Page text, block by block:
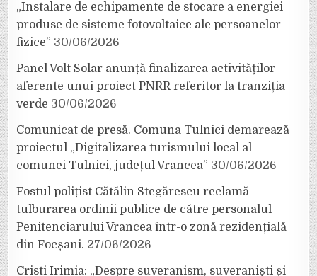
„Instalare de echipamente de stocare a energiei
produse de sisteme fotovoltaice ale persoanelor
fizice” 30/06/2026
Panel Volt Solar anunță finalizarea activităților
aferente unui proiect PNRR referitor la tranziția
verde 30/06/2026
Comunicat de presă. Comuna Tulnici demarează
proiectul „Digitalizarea turismului local al
comunei Tulnici, județul Vrancea” 30/06/2026
Fostul polițist Cătălin Stegărescu reclamă
tulburarea ordinii publice de către personalul
Penitenciarului Vrancea într-o zonă rezidențială
din Focșani. 27/06/2026
Cristi Irimia: „Despre suveranism, suveraniști și